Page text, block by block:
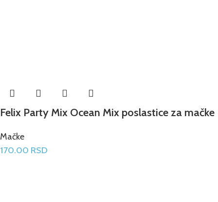
Felix Party Mix Ocean Mix poslastice za mačke
Mačke
170.00 RSD